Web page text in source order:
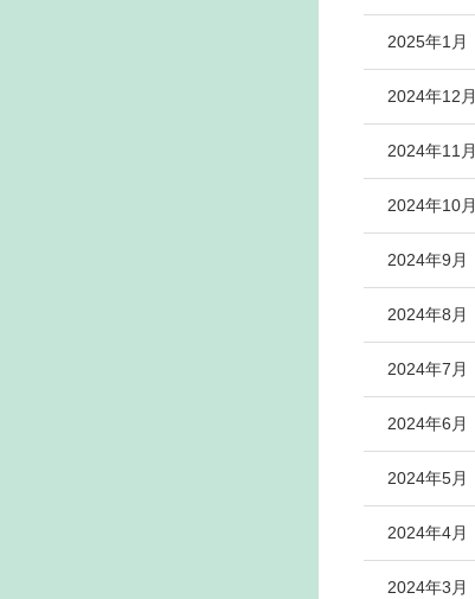
2025年1月
2024年12月
2024年11月
2024年10月
2024年9月
2024年8月
2024年7月
2024年6月
2024年5月
2024年4月
2024年3月